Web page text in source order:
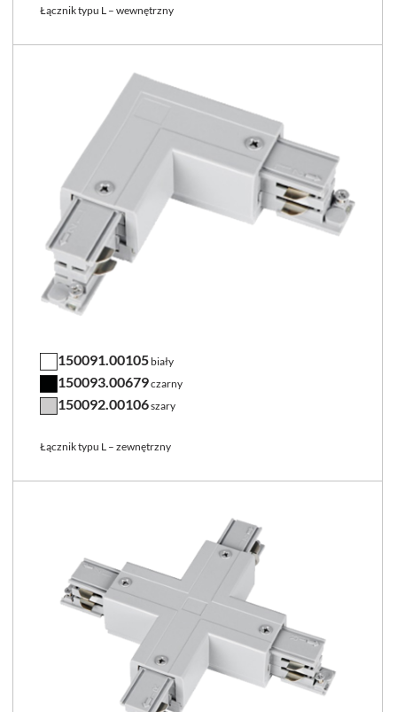
Łącznik typu L – wewnętrzny
150091.00105 biały
150093.00679czarny
150092.00106szary
Łącznik typu L – zewnętrzny